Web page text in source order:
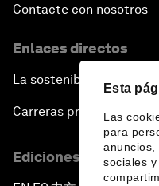
Esta
Las
para
anuncios,
sociales y
Contacte con nosotros
Enlaces directos
La sostenibilidad en el
Carreras profesionales
Ediciones en otros